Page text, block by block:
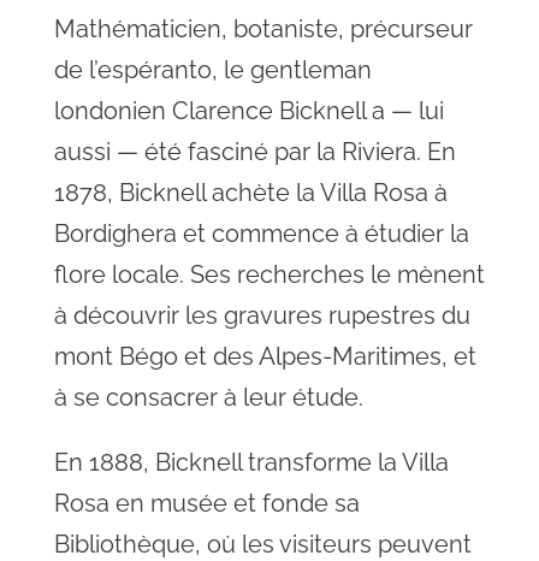
Mathématicien, botaniste, précurseur
de l’espéranto, le gentleman
londonien Clarence Bicknell a — lui
aussi — été fasciné par la Riviera. En
1878, Bicknell achète la Villa Rosa à
Bordighera et commence à étudier la
flore locale. Ses recherches le mènent
à découvrir les gravures rupestres du
mont Bégo et des Alpes-Maritimes, et
à se consacrer à leur étude.
En 1888, Bicknell transforme la Villa
Rosa en musée et fonde sa
Bibliothèque, où les visiteurs peuvent